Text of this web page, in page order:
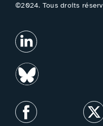
©2024. Tous droits